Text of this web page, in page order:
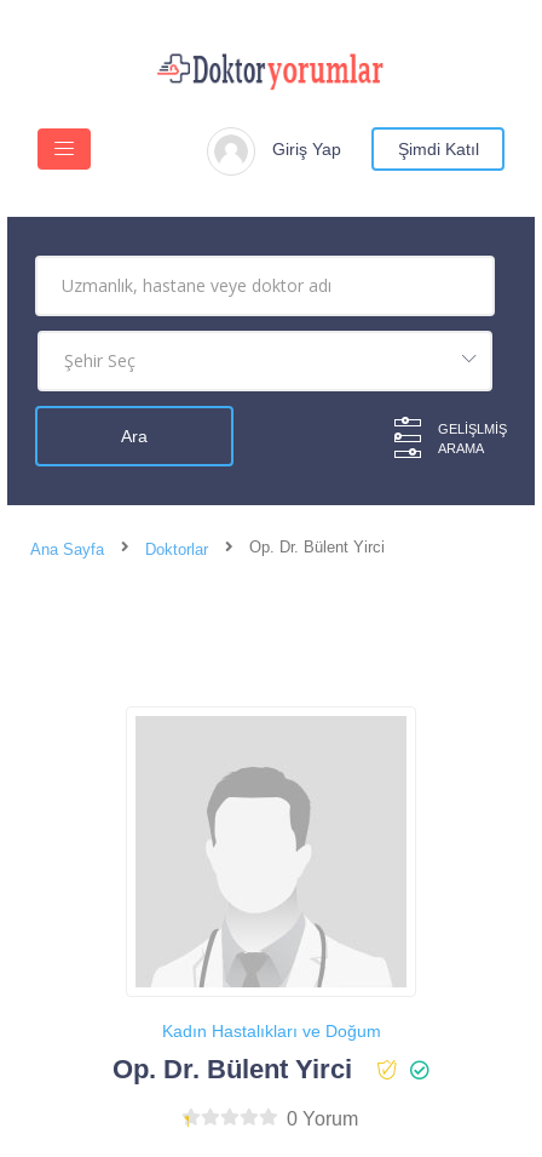
Giriş Yap Şimdi Katıl
GELIŞLMIŞ
ARAMA
Ana Sayfa Doktorlar Op. Dr. Bülent Yirci
Kadın Hastalıkları ve Doğum
Op. Dr. Bülent Yirci
0 Yorum